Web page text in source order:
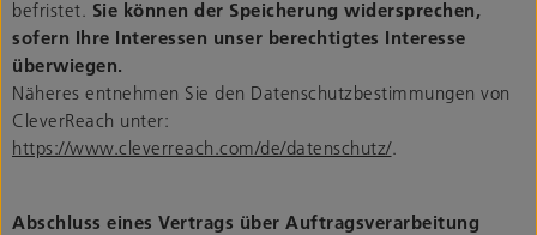
befristet. Sie können der Speicherung widersprechen,
sofern Ihre Interessen unser berechtigtes Interesse
überwiegen.
Näheres entnehmen Sie den Datenschutzbestimmungen von
CleverReach unter:
https://www.cleverreach.com/de/datenschutz/.
Abschluss eines Vertrags über Auftragsverarbeitung